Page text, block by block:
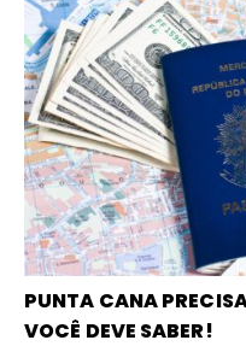
PUNTA CANA
VOCÊ DEVE SABER!